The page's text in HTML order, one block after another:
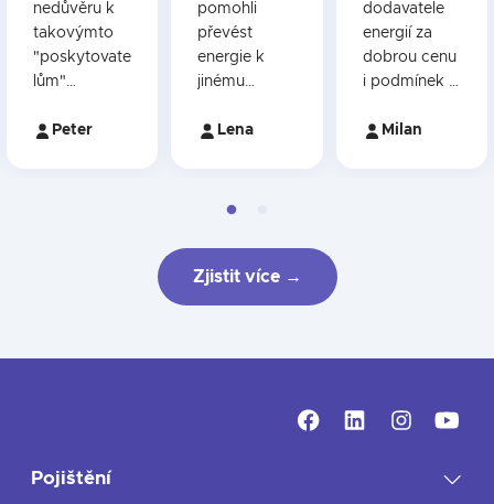
nedůvěru k
takovýmto
"poskytovate
lům"
na co nejvíce
uzavření
Peter
pomohli
převést
energie k
jinému
Mohu jen
Lena
dodavatele
energií za
dobrou cenu
i podmínek k
Milan
Zjistit více →
Pojištění